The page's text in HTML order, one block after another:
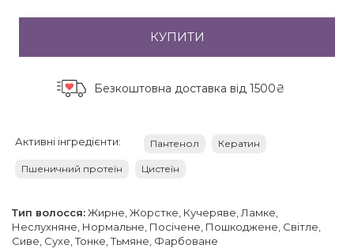
КУПИТИ
Безкоштовна доставка від 1500₴
Активні інгредієнти: Пантенол Кератин
Пшеничний протеїн Цистеїн
Тип волосся:Жирне, Жорстке, Кучеряве, Ламке,
Неслухняне, Нормальне, Посічене, Пошкоджене, Світле,
Сиве, Сухе, Тонке, Тьмяне, Фарбоване